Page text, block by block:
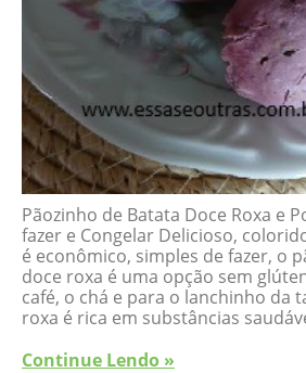
Pãozinho de Batata Doce Roxa e
fazer e Congelar Delicioso,
é econômico, simples de fazer, o
doce roxa é uma opção sem
café, o chá e para o lanchinho da
roxa é rica em substâncias
Continue Lendo »